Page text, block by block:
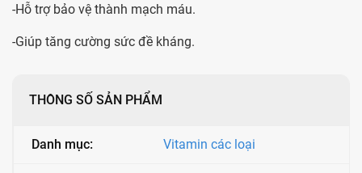
-Hỗ trợ bảo vệ thành mạch máu.
-Giúp tăng cường sức đề kháng.
THÔNG SỐ SẢN PHẨM
Danh mục: Vitamin các loại